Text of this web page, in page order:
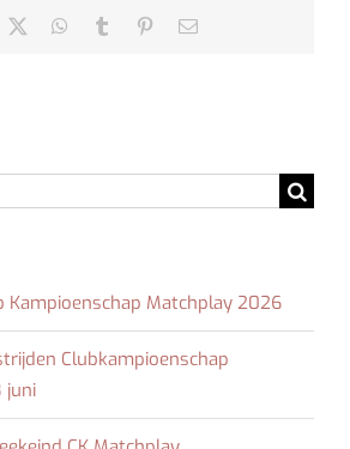
WhatsApp
Tumblr Pinterest
E-
Kampioenschap Matchplay 2026
Clubkampioenschap
juni